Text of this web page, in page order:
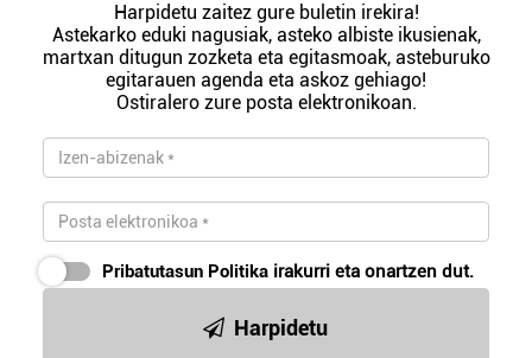
Harpidetu zaitez gure buletin irekira!
Astekarko eduki nagusiak, asteko albiste ikusienak,
martxan ditugun zozketa eta egitasmoak, asteburuko
egitarauen agenda eta askoz gehiago!
Ostiralero zure posta elektronikoan.
Pribatutasun Politika irakurri eta onartzen dut.
Harpidetu